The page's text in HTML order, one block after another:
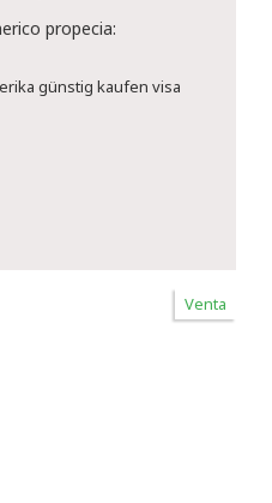
propecia:
günstig kaufen visa
Venta